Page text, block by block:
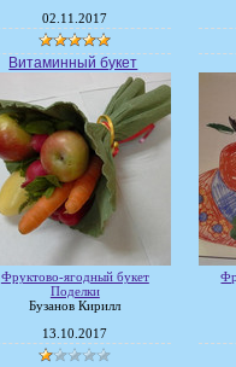
02.11.2017
Витаминный букет
Фруктово-ягодный букет
Поделки
Бузанов Кирилл
13.10.2017